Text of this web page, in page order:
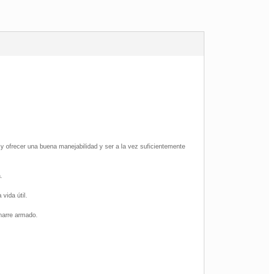
ofrecer una buena manejabilidad y ser a la vez suficientemente
vida útil.
armado.